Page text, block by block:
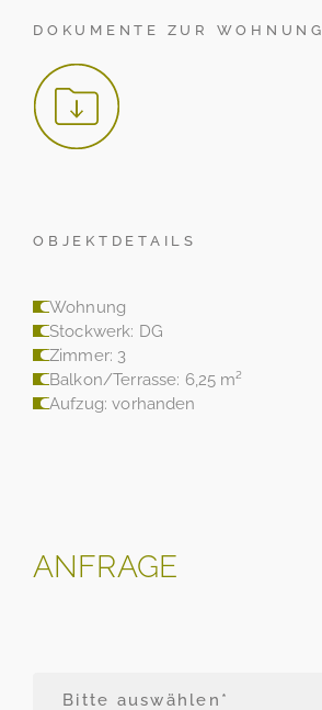
DOKUMENTE ZUR WOHNUNG
OBJEKTDETAILS
Wohnung
Stockwerk: DG
Zimmer: 3
Balkon/Terrasse: 6,25 m²
Aufzug: vorhanden
ANFRAGE